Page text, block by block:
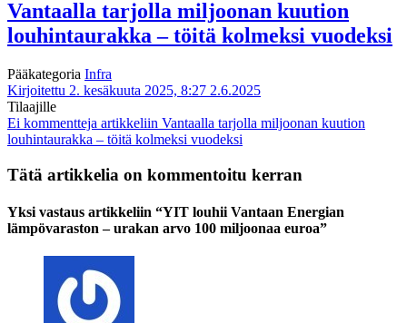
Vantaalla tarjolla miljoonan kuution
louhintaurakka – töitä kolmeksi vuodeksi
Pääkategoria Infra
Kirjoitettu 2. kesäkuuta 2025, 8:27 2.6.2025
Tilaajille
Ei kommentteja artikkeliin Vantaalla tarjolla miljoonan kuution
louhintaurakka – töitä kolmeksi vuodeksi
Tätä artikkelia on kommentoitu kerran
Yksi vastaus artikkeliin “YIT louhii Vantaan Energian
lämpövaraston – urakan arvo 100 miljoonaa euroa”